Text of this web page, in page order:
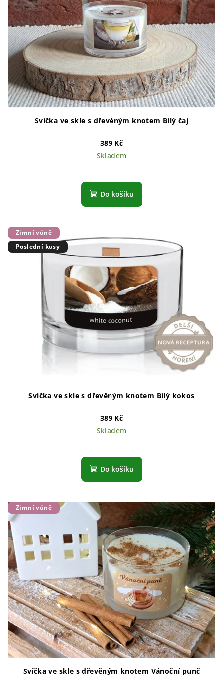
Svíčka ve skle s dřevěným knotem Bílý čaj
389 Kč
Skladem
Do košíku
Zimní vůně
Poslední kusy
Svíčka ve skle s dřevěným knotem Bílý kokos
389 Kč
Skladem
Do košíku
Zimní vůně
Svíčka ve skle s dřevěným knotem Vánoční punč